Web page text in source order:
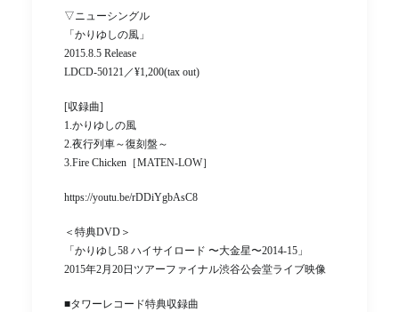
▽ニューシングル
「かりゆしの風」
2015.8.5 Release
LDCD-50121／¥1,200(tax out)
[収録曲]
1.かりゆしの風
2.夜行列車～復刻盤～
3.Fire Chicken［MATEN-LOW］
https://youtu.be/rDDiYgbAsC8
＜特典DVD＞
「かりゆし58 ハイサイロード 〜大金星〜2014-15」
2015年2月20日ツアーファイナル渋谷公会堂ライブ映像
■タワーレコード特典収録曲